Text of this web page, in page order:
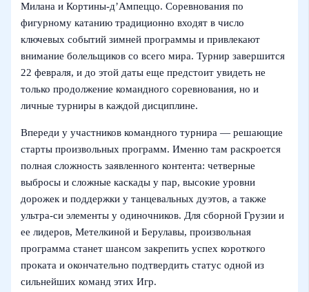
Милана и Кортины‑д’Ампеццо. Соревнования по
фигурному катанию традиционно входят в число
ключевых событий зимней программы и привлекают
внимание болельщиков со всего мира. Турнир завершится
22 февраля, и до этой даты еще предстоит увидеть не
только продолжение командного соревнования, но и
личные турниры в каждой дисциплине.
Впереди у участников командного турнира — решающие
старты произвольных программ. Именно там раскроется
полная сложность заявленного контента: четверные
выбросы и сложные каскады у пар, высокие уровни
дорожек и поддержки у танцевальных дуэтов, а также
ультра-си элементы у одиночников. Для сборной Грузии и
ее лидеров, Метелкиной и Берулавы, произвольная
программа станет шансом закрепить успех короткого
проката и окончательно подтвердить статус одной из
сильнейших команд этих Игр.